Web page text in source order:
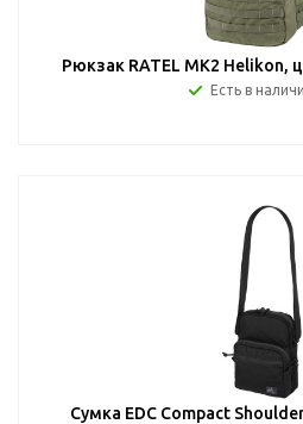
Рюкзак RATEL MK2 Helikon,
Есть в
Сумка EDC Compact